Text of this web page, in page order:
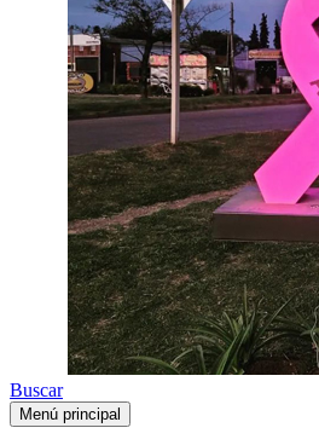
Buscar
Menú principal